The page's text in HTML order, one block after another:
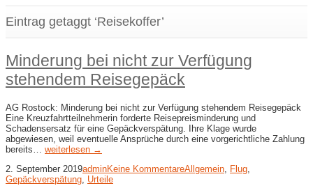
Eintrag getaggt ‘Reisekoffer’
Minderung bei nicht zur Verfügung
stehendem Reisegepäck
AG Rostock: Minderung bei nicht zur Verfügung stehendem Reisegepäck
Eine Kreuzfahrtteilnehmerin forderte Reisepreisminderung und
Schadensersatz für eine Gepäckverspätung. Ihre Klage wurde
abgewiesen, weil eventuelle Ansprüche durch eine vorgerichtliche Zahlung
bereits… weiterlesen →
2. September 2019adminKeine KommentareAllgemein, Flug,
Gepäckverspätung, Urteile